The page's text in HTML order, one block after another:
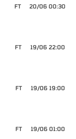
20/06 00:30
FT
19/06 22:00
FT
19/06 19:00
FT
19/06 01:00
FT